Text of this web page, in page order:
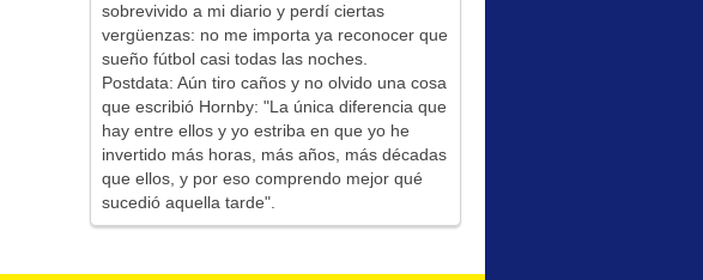
sobrevivido a mi diario y perdí ciertas
vergüenzas: no me importa ya reconocer que
sueño fútbol casi todas las noches.
Postdata: Aún tiro caños y no olvido una cosa
que escribió Hornby: "La única diferencia que
hay entre ellos y yo estriba en que yo he
invertido más horas, más años, más décadas
que ellos, y por eso comprendo mejor qué
sucedió aquella tarde".